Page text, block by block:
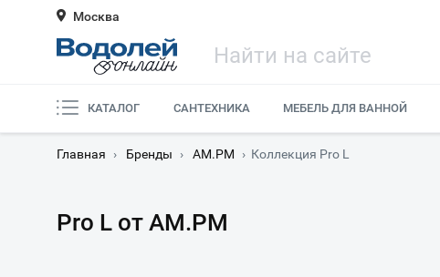
Москва
КАТАЛОГ САНТЕХНИКА МЕБЕЛЬ ДЛЯ ВАННОЙ
Главная › Бренды › AM.PM › Коллекция Pro L
Pro L от AM.PM